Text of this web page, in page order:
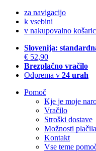
za navigacijo
k vsebini
v nakupovalno
Slovenija:
€ 52,90
Brezplačno vračilo
Odprema v 24 urah
Pomoč
Kje je moje
Vračilo
Stroški dostave
Možnosti plačila
Kontakt
Vse teme